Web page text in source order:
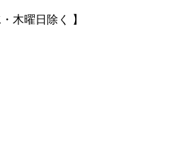
・木曜日除く 】